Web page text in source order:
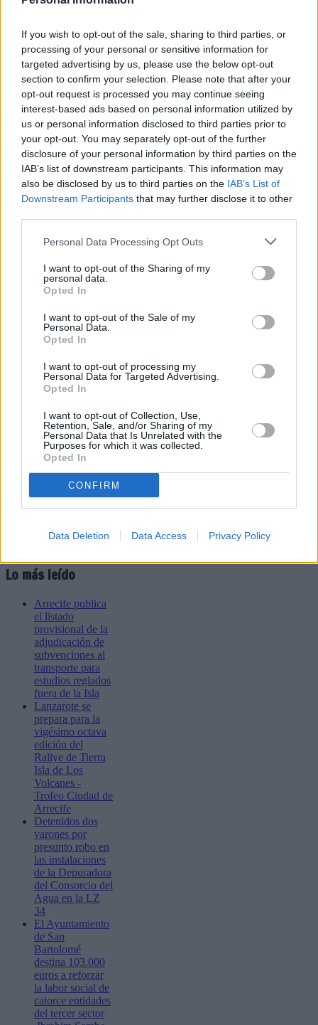
If you wish to opt-out of the sale, sharing to third parties, or
processing of your personal or sensitive information for
targeted advertising by us, please use the below opt-out
section to confirm your selection. Please note that after your
opt-out request is processed you may continue seeing
interest-based ads based on personal information utilized by
us or personal information disclosed to third parties prior to
your opt-out. You may separately opt-out of the further
disclosure of your personal information by third parties on the
IAB’s list of downstream participants. This information may
also be disclosed by us to third parties on the IAB’s List of
Downstream Participants that may further disclose it to other
Personal Data Processing Opt Outs
I want to opt-out of the Sharing of my
personal data.
Opted In
I want to opt-out of the Sale of my
Personal Data.
Opted In
I want to opt-out of processing my
Personal Data for Targeted Advertising.
Opted In
I want to opt-out of Collection, Use,
Retention, Sale, and/or Sharing of my
Personal Data that Is Unrelated with the
Purposes for which it was collected.
Opted In
CONFIRM
Data Deletion Data Access Privacy Policy
Parciales: 19-11/21-20/9-22/14-15
Incidencias: Partido correspondiente al
segundo choque de semifinales de la
Liga Interinsular LIIC disputado en el
Pabellón del IES Blas cabrera.
Escribir un comentario
Nombre
Refescar
JComments
PUBLICIDAD
Lo más leído
Arrecife publica
el listado
provisional de la
adjudicación de
subvenciones al
transporte para
estudios reglados
fuera de la Isla
Lanzarote se
prepara para la
vigésimo octava
edición del
Rallye de Tierra
Isla de Los
Volcanes -
Trofeo Ciudad de
Arrecife
Detenidos dos
varones por
presunto robo en
las instalaciones
de la Depuradora
del Consorcio del
Agua en la LZ
34
El Ayuntamiento
de San
Bartolomé
destina 103.000
euros a reforzar
la labor social de
catorce entidades
del tercer sector